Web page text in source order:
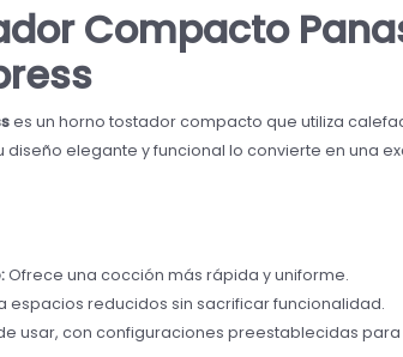
Compacto
es un horno tostador compacto que utiliza
diseño elegante y funcional lo convierte en una
Ofrece una cocción más rápida y uniforme.
espacios reducidos sin sacrificar funcionalidad.
usar, con configuraciones preestablecidas